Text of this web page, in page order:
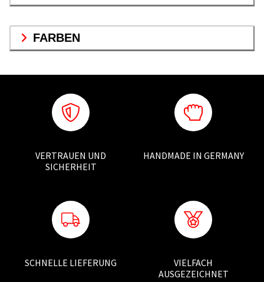
FARBEN
VERTRAUEN UND
SICHERHEIT
HANDMADE IN GERMANY
SCHNELLE LIEFERUNG
VIELFACH
AUSGEZEICHNET